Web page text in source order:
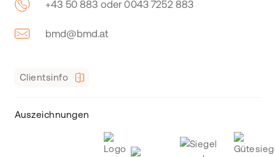
+43 50 883 oder 0043 7252 883
bmd@bmd.at
Clientsinfo
Auszeichnungen